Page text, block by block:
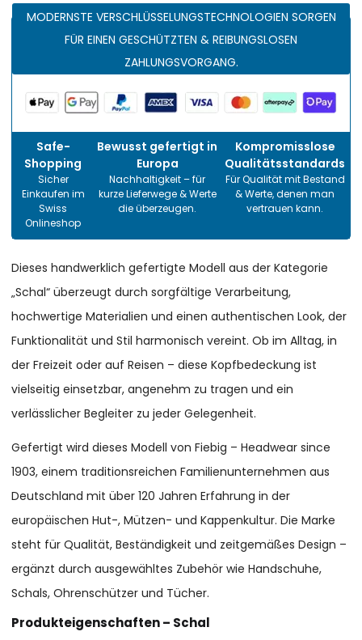
MODERNSTE VERSCHLÜSSELUNGSTECHNOLOGIEN SORGEN
FÜR EINEN GESCHÜTZTEN & REIBUNGSLOSEN
ZAHLUNGSVORGANG.
Safe-
Shopping
Sicher
Einkaufen im
Swiss
Onlineshop
Bewusst gefertigt in
Europa
Nachhaltigkeit – für
kurze Lieferwege & Werte
die überzeugen.
Kompromisslose
Qualitätsstandards
Für Qualität mit Bestand
& Werte, denen man
vertrauen kann.
Dieses handwerklich gefertigte Modell aus der Kategorie
„Schal“ überzeugt durch sorgfältige Verarbeitung,
hochwertige Materialien und einen authentischen Look, der
Funktionalität und Stil harmonisch vereint. Ob im Alltag, in
der Freizeit oder auf Reisen – diese Kopfbedeckung ist
vielseitig einsetzbar, angenehm zu tragen und ein
verlässlicher Begleiter zu jeder Gelegenheit.
Gefertigt wird dieses Modell von Fiebig – Headwear since
1903, einem traditionsreichen Familienunternehmen aus
Deutschland mit über 120 Jahren Erfahrung in der
europäischen Hut-, Mützen- und Kappenkultur. Die Marke
steht für Qualität, Beständigkeit und zeitgemäßes Design –
ergänzt durch ausgewähltes Zubehör wie Handschuhe,
Schals, Ohrenschützer und Tücher.
Produkteigenschaften – Schal